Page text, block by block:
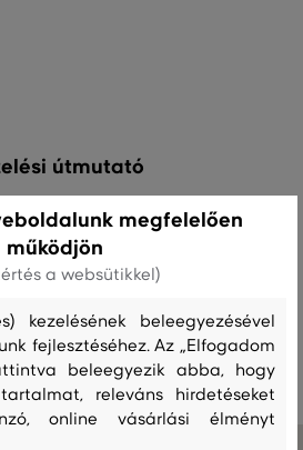
útmutató
SZÁRÍTÁS
termékek
megfelelően
működjön
a websütikkel)
kezelésének beleegyezésével
fejlesztéséhez. Az „Elfogadom
beleegyezik abba, hogy
releváns hirdetéseket
online vásárlási élményt